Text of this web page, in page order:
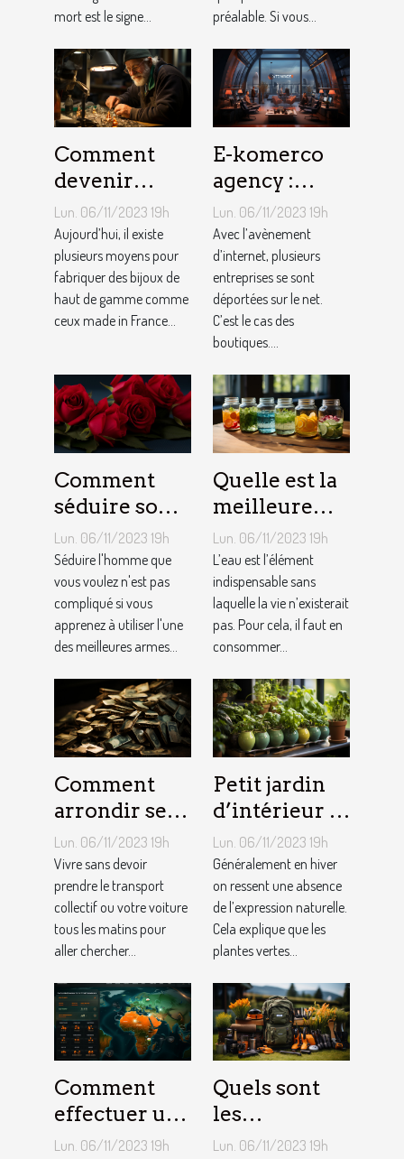
mort est le signe...
préalable. Si vous...
Comment
devenir
bijoutier-
joaillier ?
Lun. 06/11/2023 19h
Aujourd’hui, il existe
plusieurs moyens pour
fabriquer des bijoux de
haut de gamme comme
ceux made in France...
E-komerco
agency :
qu’est-ce que
c’est ?
Lun. 06/11/2023 19h
Avec l’avènement
d’internet, plusieurs
entreprises se sont
déportées sur le net.
C’est le cas des
boutiques....
Comment
séduire son
homme ?
Lun. 06/11/2023 19h
Séduire l'homme que
vous voulez n'est pas
compliqué si vous
apprenez à utiliser l'une
des meilleures armes...
Quelle est la
meilleure
quantité
d’eau qu’il
faut au
quotidien ?
Lun. 06/11/2023 19h
L’eau est l’élément
indispensable sans
laquelle la vie n’existerait
pas. Pour cela, il faut en
consommer...
Comment
arrondir ses
fins du mois
avec
l’internet ?
Lun. 06/11/2023 19h
Vivre sans devoir
prendre le transport
collectif ou votre voiture
tous les matins pour
aller chercher...
Petit jardin
d’intérieur :
comment en
créer chez
soi ?
Lun. 06/11/2023 19h
Généralement en hiver
on ressent une absence
de l’expression naturelle.
Cela explique que les
plantes vertes...
Comment
effectuer un
pronostic en
Lun. 06/11/2023 19h
Quels sont
les
équipements
Lun. 06/11/2023 19h